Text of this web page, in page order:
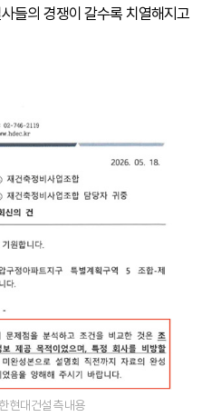
들의 경쟁이 갈수록 치열해지고
현대건설 측 내용